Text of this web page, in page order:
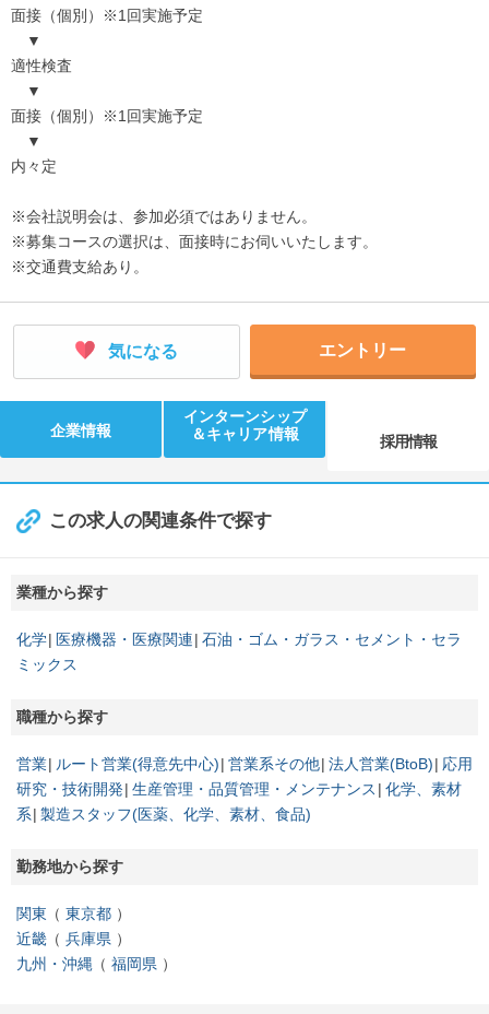
面接（個別）※1回実施予定
▼
適性検査
▼
面接（個別）※1回実施予定
▼
内々定
※会社説明会は、参加必須ではありません。
※募集コースの選択は、面接時にお伺いいたします。
※交通費支給あり。
気になる エントリー
企業情報
インターンシップ
＆キャリア情報
採用情報
この求人の関連条件で探す
業種から探す
化学 医療機器・医療関連 石油・ゴム・ガラス・セメント・セラ
ミックス
職種から探す
営業 ルート営業(得意先中心) 営業系その他 法人営業(BtoB)
応用
研究・技術開発 生産管理・品質管理・メンテナンス
化学、素材
系 製造スタッフ(医薬、化学、素材、食品)
勤務地から探す
関東
東京都
近畿
兵庫県
九州・沖縄
福岡県